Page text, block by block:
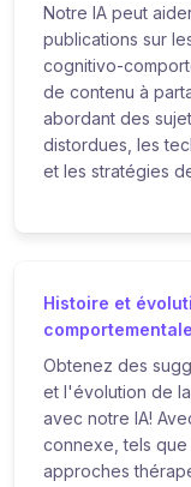
Notre IA peut
publications sur
cognitivo-
de contenu à
abordant des
distordues, les
et les stratégies
Histoire et
comportementale
Obtenez des
et l'évolution de
avec notre IA!
connexe, tels
approches